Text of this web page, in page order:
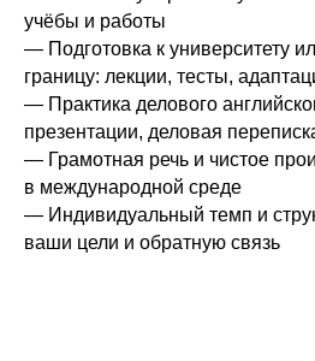
учёбы и работы
— Подготовка к университету
границу: лекции, тесты,
— Практика делового
презентации, деловая
— Грамотная речь и чистое
в международной среде
— Индивидуальный темп и
ваши цели и обратную связь